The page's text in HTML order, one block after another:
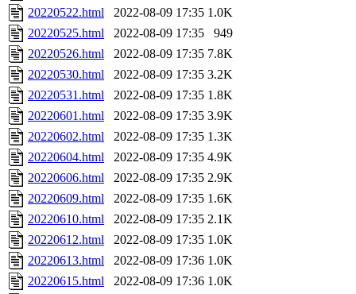
20220522.html
2022-08-09 17:35 1.0K
20220525.html
2022-08-09 17:35
949
20220526.html
2022-08-09 17:35 7.8K
20220530.html
2022-08-09 17:35 3.2K
20220531.html
2022-08-09 17:35 1.8K
20220601.html
2022-08-09 17:35 3.9K
20220602.html
2022-08-09 17:35 1.3K
20220604.html
2022-08-09 17:35 4.9K
20220606.html
2022-08-09 17:35 2.9K
20220609.html
2022-08-09 17:35 1.6K
20220610.html
2022-08-09 17:35 2.1K
20220612.html
2022-08-09 17:35 1.0K
20220613.html
2022-08-09 17:36 1.0K
20220615.html
2022-08-09 17:36 1.0K